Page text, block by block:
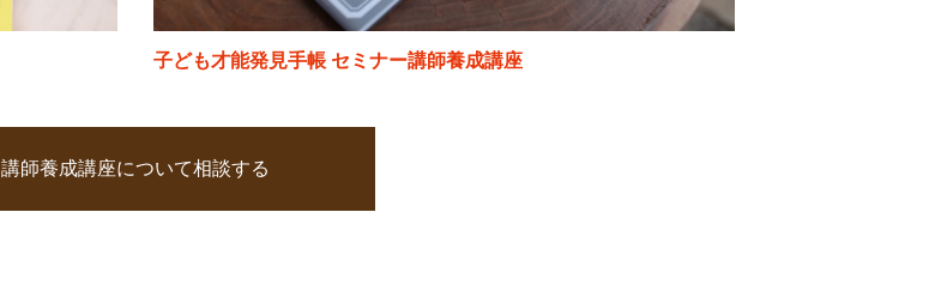
子ども才能発見手帳 セミナー講師養成講座
講師養成講座について相談する